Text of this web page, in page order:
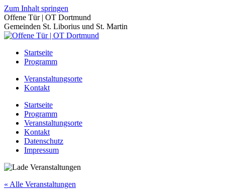
Zum Inhalt springen
Offene Tür | OT Dortmund
Gemeinden St. Liborius und St. Martin
Startseite
Programm
Veranstaltungsorte
Kontakt
Startseite
Programm
Veranstaltungsorte
Kontakt
Datenschutz
Impressum
« Alle Veranstaltungen